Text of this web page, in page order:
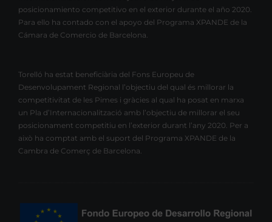
posicionamiento competitivo en el exterior durante el año 2020.
Para ello ha contado con el apoyo del Programa XPANDE de la
Cámara de Comercio de Barcelona.
Torelló ha estat beneficiària del Fons Europeu de
Desenvolupament Regional l’objectiu del qual és millorar la
competitivitat de les Pimes i gràcies al qual ha posat en marxa
un Pla d’Internacionalització amb l’objectiu de millorar el seu
posicionament competitiu en l’exterior durant l’any 2020. Per a
això ha comptat amb el suport del Programa XPANDE de la
Cambra de Comerç de Barcelona.